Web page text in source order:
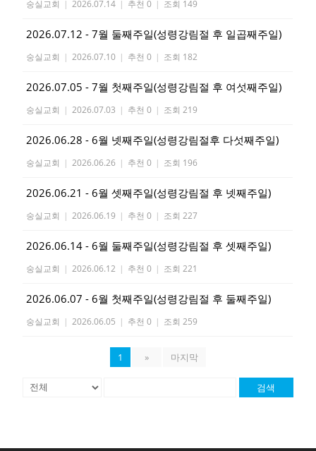
숭실교회 | 2026.07.14 | 추천 0 | 조회 149
2026.07.12 - 7월 둘째주일(성령강림절 후 일곱째주일)
숭실교회 | 2026.07.10 | 추천 0 | 조회 182
2026.07.05 - 7월 첫째주일(성령강림절 후 여섯째주일)
숭실교회 | 2026.07.03 | 추천 0 | 조회 219
2026.06.28 - 6월 넷째주일(성령강림절후 다섯째주일)
숭실교회 | 2026.06.26 | 추천 0 | 조회 196
2026.06.21 - 6월 셋째주일(성령강림절 후 넷째주일)
숭실교회 | 2026.06.19 | 추천 0 | 조회 227
2026.06.14 - 6월 둘째주일(성령강림절 후 셋째주일)
숭실교회 | 2026.06.12 | 추천 0 | 조회 221
2026.06.07 - 6월 첫째주일(성령강림절 후 둘째주일)
숭실교회 | 2026.06.05 | 추천 0 | 조회 259
1 » 마지막
검색